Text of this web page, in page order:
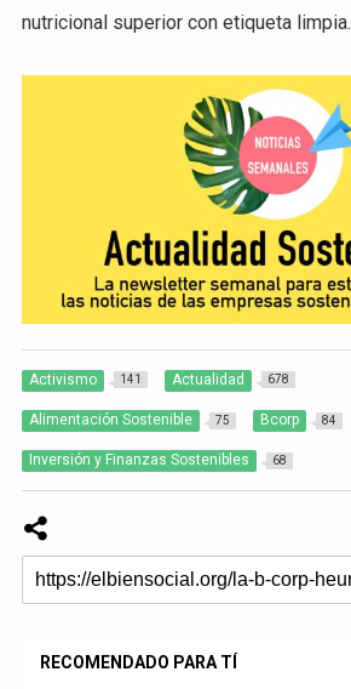
nutricional superior con etiqueta limpia.
Activismo 141 Actualidad 678
Alimentación Sostenible 75 Bcorp 84
Inversión y Finanzas Sostenibles 68
RECOMENDADO PARA TÍ